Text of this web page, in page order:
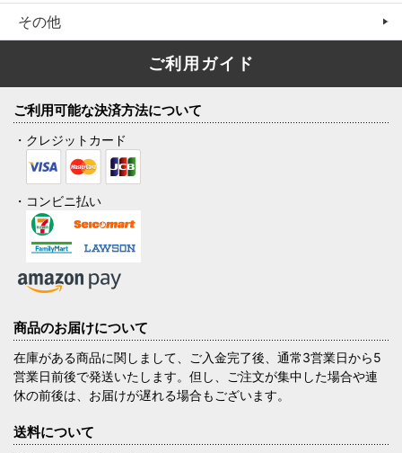
その他
ご利用ガイド
ご利用可能な決済方法について
・クレジットカード
・コンビニ払い
商品のお届けについて
在庫がある商品に関しまして、ご入金完了後、通常3営業日から5
営業日前後で発送いたします。但し、ご注文が集中した場合や連
休の前後は、お届けが遅れる場合もございます。
送料について